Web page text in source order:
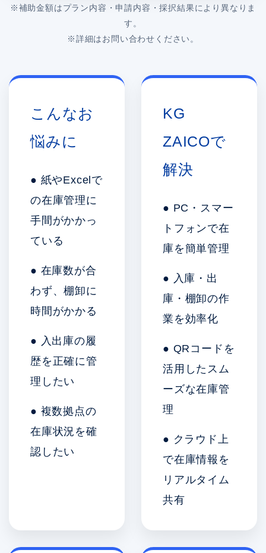
※補助金額はプラン内容・申請内容・採択結果により異なりま
す。
※詳細はお問い合わせください。
こんなお
悩みに
● 紙やExcelで
の在庫管理に
手間がかかっ
ている
● 在庫数が合
わず、棚卸に
時間がかかる
● 入出庫の履
歴を正確に管
理したい
● 複数拠点の
在庫状況を確
認したい
KG
ZAICOで
解決
● PC・スマー
トフォンで在
庫を簡単管理
● 入庫・出
庫・棚卸の作
業を効率化
● QRコードを
活用したスム
ーズな在庫管
理
● クラウド上
で在庫情報を
リアルタイム
共有